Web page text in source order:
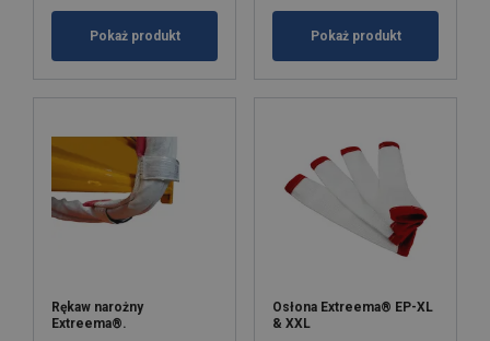
Pokaż produkt Pokaż produkt
Rękaw narożny
Extreema®.
Osłona Extreema® EP-XL
& XXL